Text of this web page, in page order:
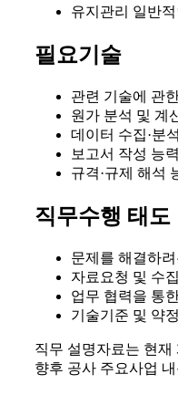
유지관리 일반
필요기술
관련 기술에 관
원가 분석 및 계
데이터 수집·분
보고서 작성 능력
규격·규제 해석
직무수행 태도
문제를 해결하
자료요청 및 수
업무 협력을 통
기술기준 및 약
직무 설명자료는 현
향후 공사 주요사업